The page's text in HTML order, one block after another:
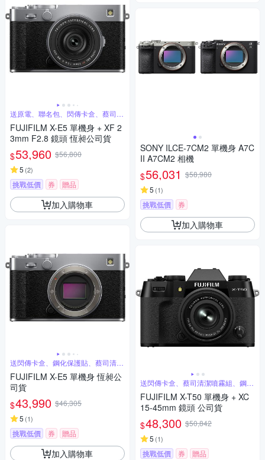
送原電、聯名包、閃傳卡盒、蔡司清
潔組
FUJIFILM X-E5 單機身 + XF 2
3mm F2.8 鏡頭 恆昶公司貨
$53,960 $56,800
5 (2)
挑戰低價 券 贈品
加入購物車
送閃傳卡盒、鋼化保護貼、蔡司清潔
噴霧組
FUJIFILM X-E5 單機身 恆昶公
司貨
$43,990 $46,305
5 (1)
挑戰低價 券 贈品
加入購物車
SONY ILCE-7CM2 單機身 A7C
II A7CM2 相機
$56,031 $58,980
5 (1)
挑戰低價 券
加入購物車
送閃傳卡盒、蔡司清潔噴霧組、鋼化
保護貼
FUJIFILM X-T50 單機身 + XC
15-45mm 鏡頭 公司貨
$48,300 $50,842
5 (1)
挑戰低價 券 贈品